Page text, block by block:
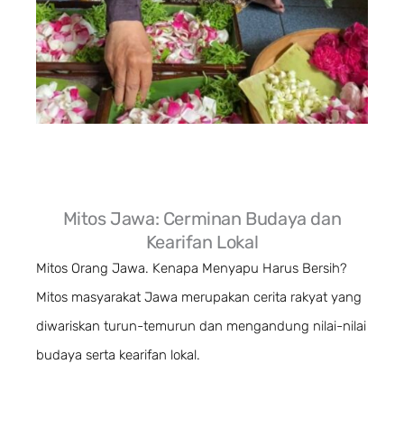
Mitos Jawa: Cerminan Budaya dan
Kearifan Lokal
Mitos Orang Jawa. Kenapa Menyapu Harus Bersih?
Mitos masyarakat Jawa merupakan cerita rakyat yang
diwariskan turun-temurun dan mengandung nilai-nilai
budaya serta kearifan lokal.